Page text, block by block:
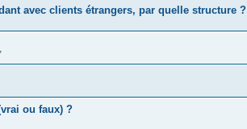
avec clients étrangers, par quelle structure ?
ou faux) ?